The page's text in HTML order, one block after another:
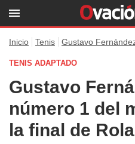
Inicio Tenis Gustavo
TENIS ADAPTADO
Gustavo
número 1 del
la final de